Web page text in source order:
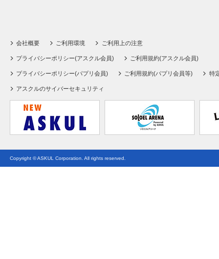
会社概要 ご利用環境 ご利用上の注意
プライバシーポリシー(アスクル会員) ご利用規約(アスクル会員)
プライバシーポリシー(パプリ会員) ご利用規約(パプリ会員等) 特
アスクルのサイバーセキュリティ
Copyright © ASKUL Corporation. All rights reserved.